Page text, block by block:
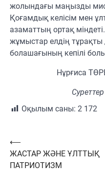
жолындағы маңызды
Қоғамдық келісім мен
азаматтың ортақ
жұмыстар елдің
болашағының кепілі
Нұрғиса
Оқылым саны: 2 172
Навигация
по
⟵
ЖАСТАР ЖӘНЕ ҰЛТТЫҚ
ПАТРИОТИЗМ